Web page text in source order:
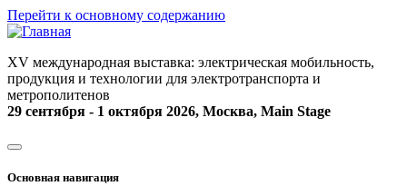
Перейти к основному содержанию
XV международная выставка: электрическая мобильность,
продукция и технологии для электротранспорта и
метрополитенов
29 сентября - 1 октября 2026, Москва, Main Stage
Основная навигация